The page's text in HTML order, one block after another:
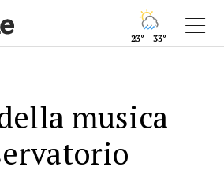
23° - 33°
musica